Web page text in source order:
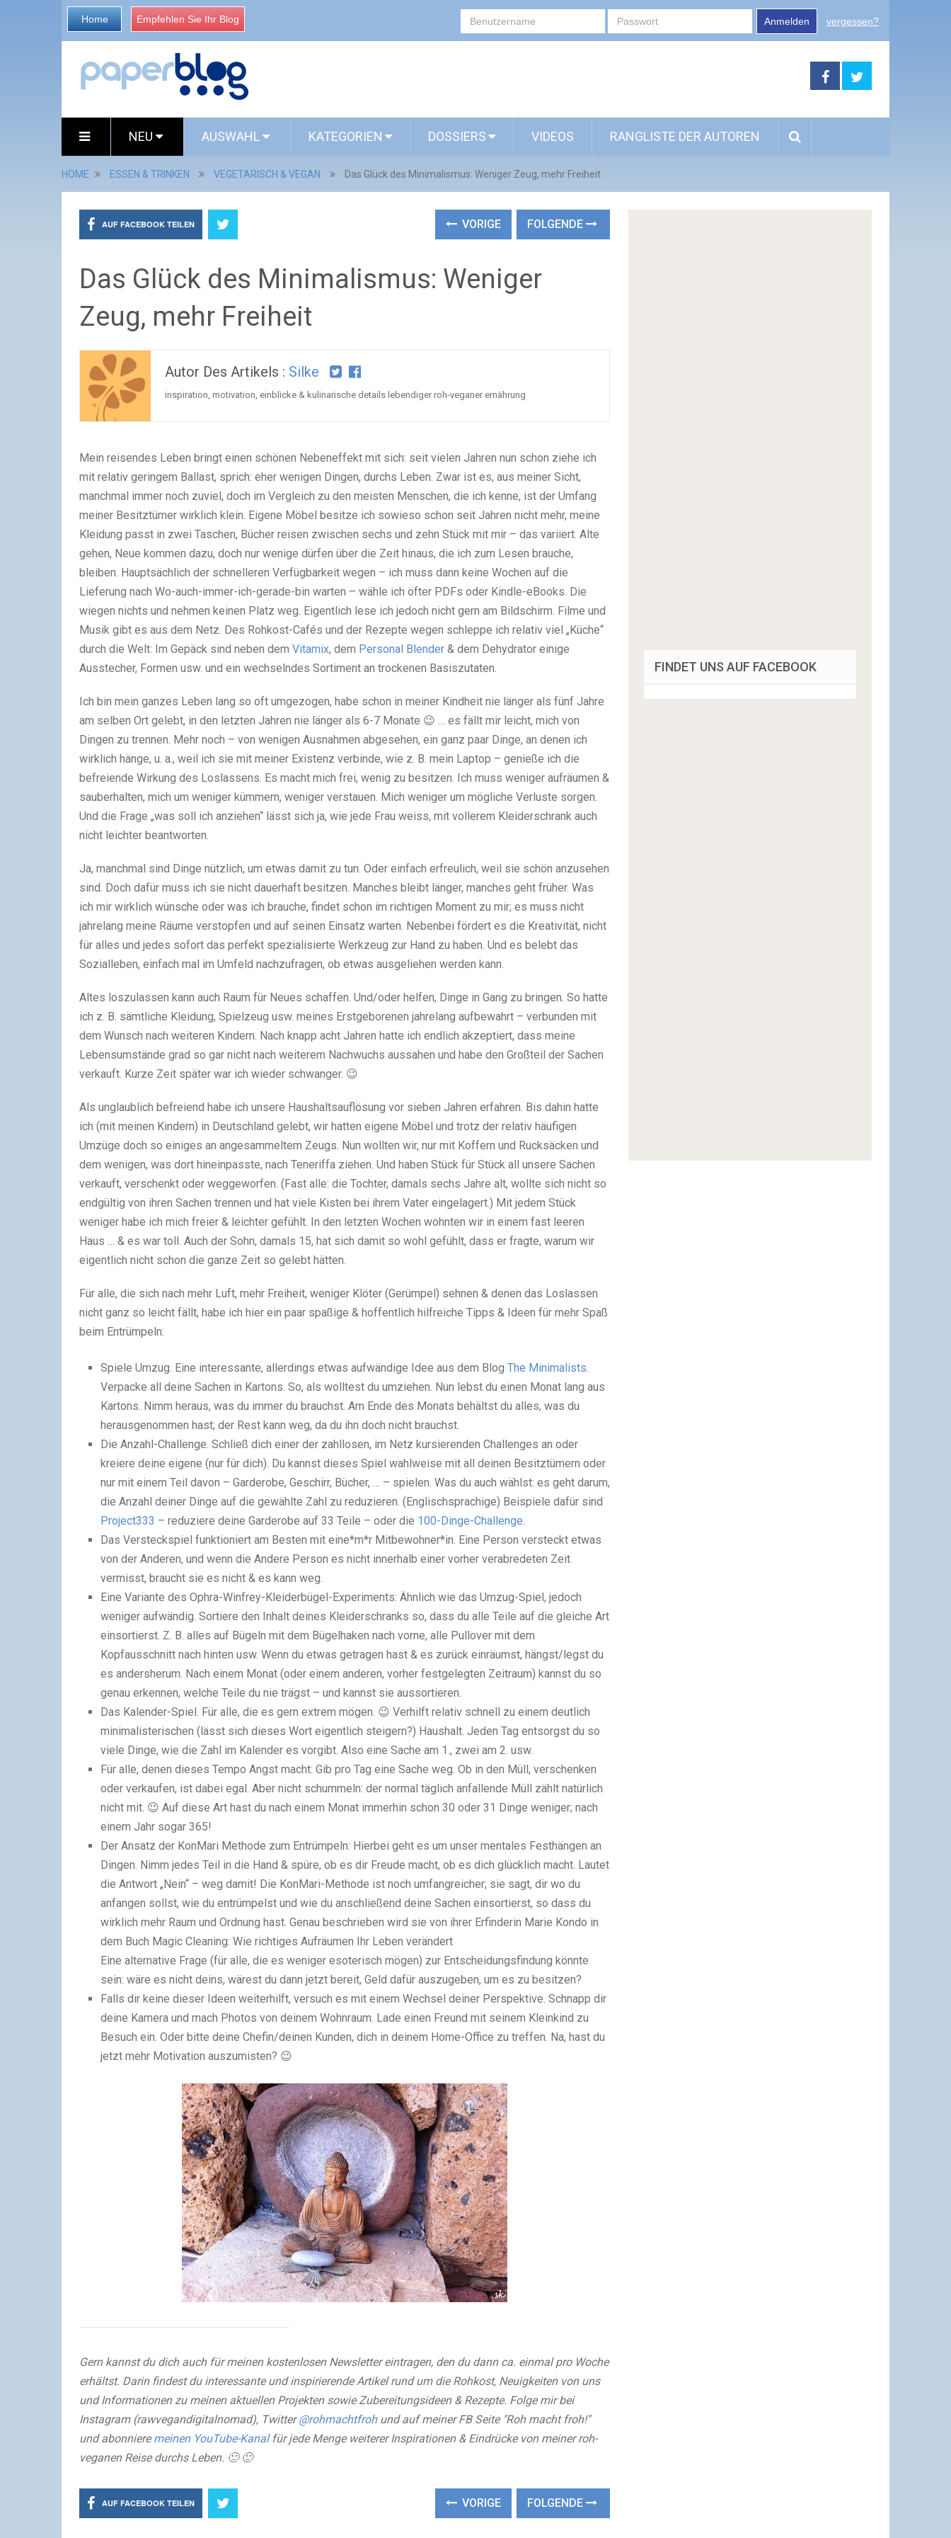
Home Empfehlen Sie Ihr Blog Anmelden vergessen?
NEU AUSWAHL KATEGORIEN DOSSIERS VIDEOS RANGLISTE DER AUTOREN
HOME ESSEN & TRINKEN VEGETARISCH & VEGAN Das Glück des Minimalismus: Weniger Zeug, mehr Freiheit
AUF FACEBOOK TEILEN VORIGE FOLGENDE
Das Glück des Minimalismus: Weniger
Zeug, mehr Freiheit
Autor Des Artikels : Silke
inspiration, motivation, einblicke & kulinarische details lebendiger roh-veganer ernährung
Mein reisendes Leben bringt einen schönen Nebeneffekt mit sich: seit vielen Jahren nun schon ziehe ich
mit relativ geringem Ballast, sprich: eher wenigen Dingen, durchs Leben. Zwar ist es, aus meiner Sicht,
manchmal immer noch zuviel, doch im Vergleich zu den meisten Menschen, die ich kenne, ist der Umfang
meiner Besitztümer wirklich klein. Eigene Möbel besitze ich sowieso schon seit Jahren nicht mehr, meine
Kleidung passt in zwei Taschen, Bücher reisen zwischen sechs und zehn Stück mit mir – das variiert. Alte
gehen, Neue kommen dazu, doch nur wenige dürfen über die Zeit hinaus, die ich zum Lesen brauche,
bleiben. Hauptsächlich der schnelleren Verfügbarkeit wegen – ich muss dann keine Wochen auf die
Lieferung nach Wo-auch-immer-ich-gerade-bin warten – wähle ich öfter PDFs oder Kindle-eBooks. Die
wiegen nichts und nehmen keinen Platz weg. Eigentlich lese ich jedoch nicht gern am Bildschirm. Filme und
Musik gibt es aus dem Netz. Des Rohkost-Cafés und der Rezepte wegen schleppe ich relativ viel „Küche“
durch die Welt: Im Gepäck sind neben dem Vitamix, dem Personal Blender & dem Dehydrator einige
Ausstecher, Formen usw. und ein wechselndes Sortiment an trockenen Basiszutaten.
Ich bin mein ganzes Leben lang so oft umgezogen, habe schon in meiner Kindheit nie länger als fünf Jahre
am selben Ort gelebt, in den letzten Jahren nie länger als 6-7 Monate 😉 … es fällt mir leicht, mich von
Dingen zu trennen. Mehr noch – von wenigen Ausnahmen abgesehen, ein ganz paar Dinge, an denen ich
wirklich hänge, u. a., weil ich sie mit meiner Existenz verbinde, wie z. B. mein Laptop – genieße ich die
befreiende Wirkung des Loslassens. Es macht mich frei, wenig zu besitzen. Ich muss weniger aufräumen &
sauberhalten, mich um weniger kümmern, weniger verstauen. Mich weniger um mögliche Verluste sorgen.
Und die Frage „was soll ich anziehen“ lässt sich ja, wie jede Frau weiss, mit vollerem Kleiderschrank auch
nicht leichter beantworten.
Ja, manchmal sind Dinge nützlich, um etwas damit zu tun. Oder einfach erfreulich, weil sie schön anzusehen
sind. Doch dafür muss ich sie nicht dauerhaft besitzen. Manches bleibt länger, manches geht früher. Was
ich mir wirklich wünsche oder was ich brauche, findet schon im richtigen Moment zu mir; es muss nicht
jahrelang meine Räume verstopfen und auf seinen Einsatz warten. Nebenbei fördert es die Kreativität, nicht
für alles und jedes sofort das perfekt spezialisierte Werkzeug zur Hand zu haben. Und es belebt das
Sozialleben, einfach mal im Umfeld nachzufragen, ob etwas ausgeliehen werden kann.
Altes loszulassen kann auch Raum für Neues schaffen. Und/oder helfen, Dinge in Gang zu bringen. So hatte
ich z. B. sämtliche Kleidung, Spielzeug usw. meines Erstgeborenen jahrelang aufbewahrt – verbunden mit
dem Wunsch nach weiteren Kindern. Nach knapp acht Jahren hatte ich endlich akzeptiert, dass meine
Lebensumstände grad so gar nicht nach weiterem Nachwuchs aussahen und habe den Großteil der Sachen
verkauft. Kurze Zeit später war ich wieder schwanger. 😉
Als unglaublich befreiend habe ich unsere Haushaltsauflösung vor sieben Jahren erfahren. Bis dahin hatte
ich (mit meinen Kindern) in Deutschland gelebt, wir hatten eigene Möbel und trotz der relativ häufigen
Umzüge doch so einiges an angesammeltem Zeugs. Nun wollten wir, nur mit Koffern und Rucksäcken und
dem wenigen, was dort hineinpasste, nach Teneriffa ziehen. Und haben Stück für Stück all unsere Sachen
verkauft, verschenkt oder weggeworfen. (Fast alle: die Tochter, damals sechs Jahre alt, wollte sich nicht so
endgültig von ihren Sachen trennen und hat viele Kisten bei ihrem Vater eingelagert.) Mit jedem Stück
weniger habe ich mich freier & leichter gefühlt. In den letzten Wochen wohnten wir in einem fast leeren
Haus … & es war toll. Auch der Sohn, damals 15, hat sich damit so wohl gefühlt, dass er fragte, warum wir
eigentlich nicht schon die ganze Zeit so gelebt hätten.
Für alle, die sich nach mehr Luft, mehr Freiheit, weniger Klöter (Gerümpel) sehnen & denen das Loslassen
nicht ganz so leicht fällt, habe ich hier ein paar spaßige & hoffentlich hilfreiche Tipps & Ideen für mehr Spaß
beim Entrümpeln:
Spiele Umzug. Eine interessante, allerdings etwas aufwändige Idee aus dem BlogThe Minimalists.
Verpacke all deine Sachen in Kartons. So, als wolltest du umziehen. Nun lebst du einen Monat lang aus
Kartons. Nimm heraus, was du immer du brauchst. Am Ende des Monats behältst du alles, was du
herausgenommen hast; der Rest kann weg, da du ihn doch nicht brauchst.
Die Anzahl-Challenge. Schließ dich einer der zahllosen, im Netz kursierenden Challenges an oder
kreiere deine eigene (nur für dich). Du kannst dieses Spiel wahlweise mit all deinen Besitztümern oder
nur mit einem Teil davon – Garderobe, Geschirr, Bücher, … – spielen. Was du auch wählst: es geht darum,
die Anzahl deiner Dinge auf die gewählte Zahl zu reduzieren. (Englischsprachige) Beispiele dafür sind
Project333 – reduziere deine Garderobe auf 33 Teile – oder die 100-Dinge-Challenge.
Das Versteckspiel funktioniert am Besten mit eine*m*r Mitbewohner*in. Eine Person versteckt etwas
von der Anderen, und wenn die Andere Person es nicht innerhalb einer vorher verabredeten Zeit
vermisst, braucht sie es nicht & es kann weg.
Eine Variante des Ophra-Winfrey-Kleiderbügel-Experiments: Ähnlich wie das Umzug-Spiel, jedoch
weniger aufwändig. Sortiere den Inhalt deines Kleiderschranks so, dass du alle Teile auf die gleiche Art
einsortierst. Z. B. alles auf Bügeln mit dem Bügelhaken nach vorne, alle Pullover mit dem
Kopfausschnitt nach hinten usw. Wenn du etwas getragen hast & es zurück einräumst, hängst/legst du
es andersherum. Nach einem Monat (oder einem anderen, vorher festgelegten Zeitraum) kannst du so
genau erkennen, welche Teile du nie trägst – und kannst sie aussortieren.
Das Kalender-Spiel. Für alle, die es gern extrem mögen. 😉 Verhilft relativ schnell zu einem deutlich
minimalisterischen (lässt sich dieses Wort eigentlich steigern?) Haushalt. Jeden Tag entsorgst du so
viele Dinge, wie die Zahl im Kalender es vorgibt. Also eine Sache am 1., zwei am 2. usw.
Für alle, denen dieses Tempo Angst macht: Gib pro Tag eine Sache weg. Ob in den Müll, verschenken
oder verkaufen, ist dabei egal. Aber nicht schummeln: der normal täglich anfallende Müll zählt natürlich
nicht mit. 😉 Auf diese Art hast du nach einem Monat immerhin schon 30 oder 31 Dinge weniger; nach
einem Jahr sogar 365!
Der Ansatz der KonMari Methode zum Entrümpeln: Hierbei geht es um unser mentales Festhängen an
Dingen. Nimm jedes Teil in die Hand & spüre, ob es dir Freude macht, ob es dich glücklich macht. Lautet
die Antwort „Nein“ – weg damit! Die KonMari-Methode ist noch umfangreicher; sie sagt, dir wo du
anfangen sollst, wie du entrümpelst und wie du anschließend deine Sachen einsortierst, so dass du
wirklich mehr Raum und Ordnung hast. Genau beschrieben wird sie von ihrer Erfinderin Marie Kondo in
dem Buch Magic Cleaning: Wie richtiges Aufräumen Ihr Leben verändert
Eine alternative Frage (für alle, die es weniger esoterisch mögen) zur Entscheidungsfindung könnte
sein: wäre es nicht deins, wärest du dann jetzt bereit, Geld dafür auszugeben, um es zu besitzen?
Falls dir keine dieser Ideen weiterhilft, versuch es mit einem Wechsel deiner Perspektive. Schnapp dir
deine Kamera und mach Photos von deinem Wohnraum. Lade einen Freund mit seinem Kleinkind zu
Besuch ein. Oder bitte deine Chefin/deinen Kunden, dich in deinem Home-Office zu treffen. Na, hast du
jetzt mehr Motivation auszumisten? 😉
Gern kannst du dich auch für meinen kostenlosen Newsletter eintragen, den du dann ca. einmal pro Woche
erhältst. Darin findest du interessante und inspirierende Artikel rund um die Rohkost, Neuigkeiten von uns
und Informationen zu meinen aktuellen Projekten sowie Zubereitungsideen & Rezepte. Folge mir bei
Instagram (rawvegandigitalnomad), Twitter@rohmachtfrohund auf meiner FB Seite "Roh macht froh!"
und abonnieremeinen YouTube-Kanalfür jede Menge weiterer Inspirationen & Eindrücke von meiner roh-
veganen Reise durchs Leben. 🙂 🙂
AUF FACEBOOK TEILEN VORIGE FOLGENDE
FINDET UNS AUF FACEBOOK